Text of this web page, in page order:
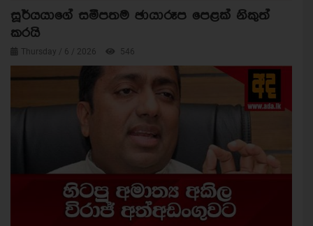
සූර්යයාගේ සමීපතම ඡායාරූප පෙළක් නිකුත්
කරයි
Thursday / 6 / 2026 546